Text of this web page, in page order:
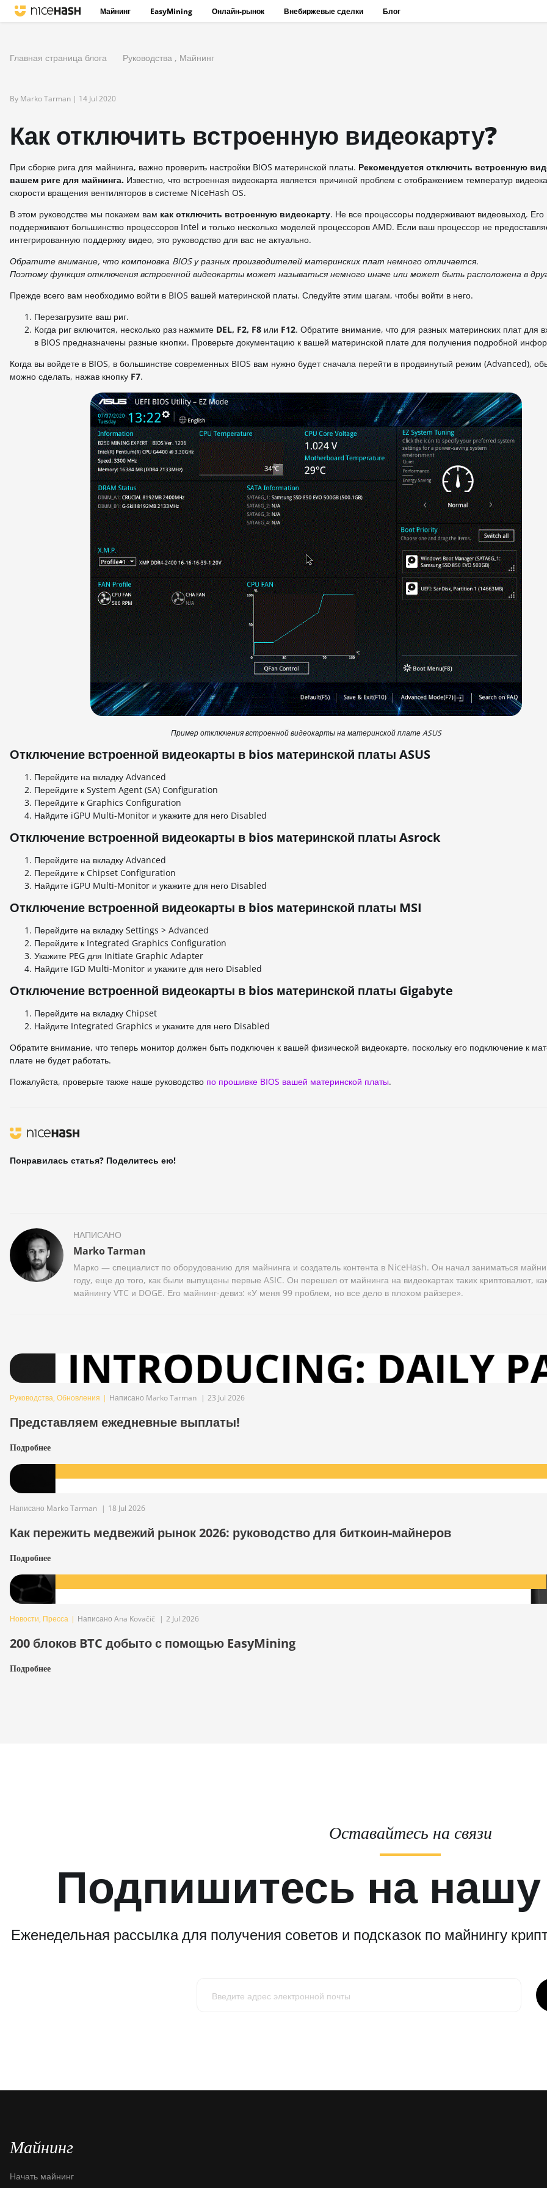
Майнинг EasyMining Онлайн-рынок Внебиржевые сделки Блог
Главная страница блога Руководства , Майнинг
By Marko Tarman | 14 Jul 2020
Как отключить встроенную видеокарту?
При сборке рига для майнинга, важно проверить настройки BIOS материнской платы. Рекомендуется отключить встроенную
вашем риге для майнинга. Известно, что встроенная видеокарта является причиной проблем с отображением температур
скорости вращения вентиляторов в системе NiceHash OS.
В этом руководстве мы покажем вам как отключить встроенную видеокарту. Не все процессоры поддерживают видеовыход. Его
поддерживают большинство процессоров Intel и только несколько моделей процессоров AMD. Если ваш процессор не
интегрированную поддержку видео, это руководство для вас не актуально.
Обратите внимание, что компоновка BIOS уразных производителей материнских плат немного отличается.
Поэтому функция отключения встроенной видеокарты может называться немного иначе или может быть расположена в
Прежде всего вам необходимо войти в BIOS вашей материнской платы. Следуйте этим шагам, чтобы войти в него.
Перезагрузите ваш риг.
Когда риг включится, несколько раз нажмите DEL, F2, F8 или F12. Обратите внимание, что для разных материнских плат для
в BIOS предназначены разные кнопки. Проверьте документацию к вашей материнской плате для получения подробной
Когда вы войдете в BIOS, в большинстве современных BIOS вам нужно будет сначала перейти в продвинутый режим (Advanced),
можно сделать, нажав кнопку F7.
Пример отключения встроенной видеокарты на материнской плате ASUS
Отключение встроенной видеокарты в bios материнской платы ASUS
Перейдите на вкладку Advanced
Перейдите к System Agent (SA) Configuration
Перейдите к Graphics Configuration
Найдите iGPU Multi-Monitor и укажите для него Disabled
Отключение встроенной видеокарты в bios материнской платы Asrock
Перейдите на вкладку Advanced
Перейдите к Chipset Configuration
Найдите iGPU Multi-Monitor и укажите для него Disabled
Отключение встроенной видеокарты в bios материнской платы MSI
Перейдите на вкладку Settings > Advanced
Перейдите к Integrated Graphics Configuration
Укажите PEG для Initiate Graphic Adapter
Найдите IGD Multi-Monitor и укажите для него Disabled
Отключение встроенной видеокарты в bios материнской платы Gigabyte
Перейдите на вкладку Chipset
Найдите Integrated Graphics и укажите для него Disabled
Обратите внимание, что теперь монитор должен быть подключен к вашей физической видеокарте, поскольку его подключение к
плате не будет работать.
Пожалуйста, проверьте также наше руководство по прошивке BIOS вашей материнской платы.
Понравилась статья? Поделитесь ею!
НАПИСАНО
Marko Tarman
Марко — специалист по оборудованию для майнинга и создатель контента в NiceHash. Он начал заниматься
году, еще до того, как были выпущены первые ASIC. Он перешел от майнинга на видеокартах таких криптовалют,
майнингу VTC и DOGE. Его майнинг-девиз: «У меня 99 проблем, но все дело в плохом райзере».
Руководства, Обновления | Написано Marko Tarman | 23 Jul 2026
Представляем ежедневные выплаты!
Подробнее
Написано Marko Tarman | 18 Jul 2026
Как пережить медвежий рынок 2026: руководство для биткоин-майнеров
Подробнее
Новости, Пресса | Написано Ana Kovačič | 2 Jul 2026
200 блоков BTC добыто с помощью EasyMining
Подробнее
Оставайтесь на связи
Подпишитесь на
Еженедельная рассылка для получения советов и подсказок по майнингу
Майнинг
Начать майнинг